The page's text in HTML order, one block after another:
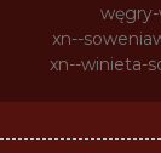
xn--
xn--winieta-